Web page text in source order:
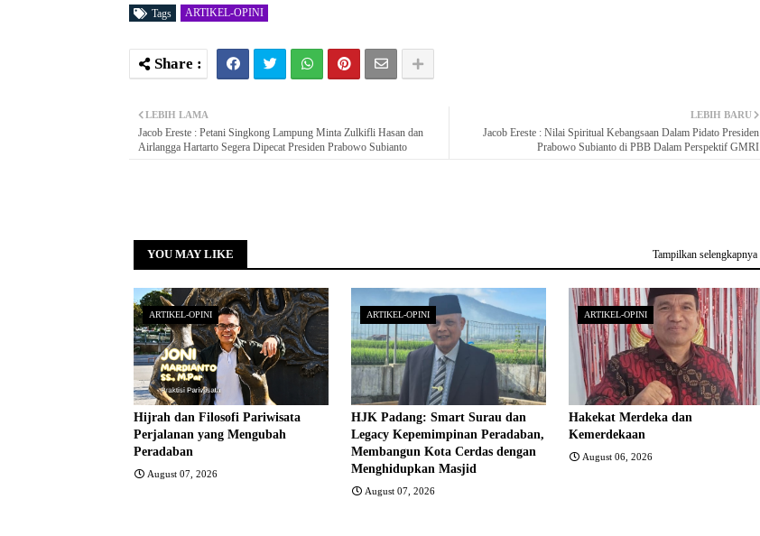
Tags ARTIKEL-OPINI
LEBIH BARU
Jacob Ereste : Nilai Spiritual Kebangsaan Dalam Pidato Presiden
Prabowo Subianto di PBB Dalam Perspektif GMRI
LEBIH LAMA
Jacob Ereste : Petani Singkong Lampung Minta Zulkifli Hasan dan
Airlangga Hartarto Segera Dipecat Presiden Prabowo Subianto
YOU MAY LIKE Tampilkan selengkapnya
ARTIKEL-OPINI
Hijrah dan Filosofi Pariwisata
Perjalanan yang Mengubah
Peradaban
August 07, 2026
ARTIKEL-OPINI
HJK Padang: Smart Surau dan
Legacy Kepemimpinan Peradaban,
Membangun Kota Cerdas dengan
Menghidupkan Masjid
August 07, 2026
ARTIKEL-OPINI
Hakekat Merdeka dan
Kemerdekaan
August 06, 2026